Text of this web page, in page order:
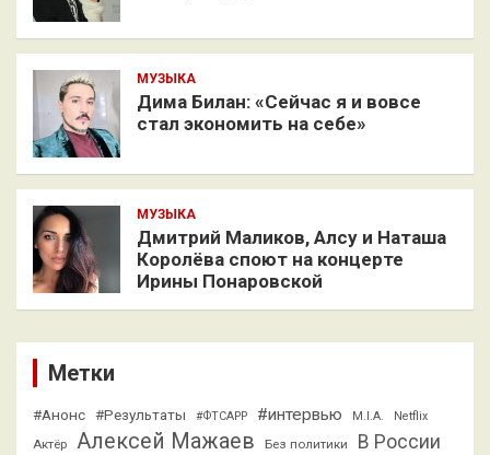
МУЗЫКА
Дима Билан: «Сейчас я и вовсе
стал экономить на себе»
МУЗЫКА
Дмитрий Маликов, Алсу и Наташа
Королёва споют на концерте
Ирины Понаровской
Метки
#Анонс #Результаты #ФТСАРР #интервью M.I.A. Netflix
Актёр Алексей Мажаев Без политики В России